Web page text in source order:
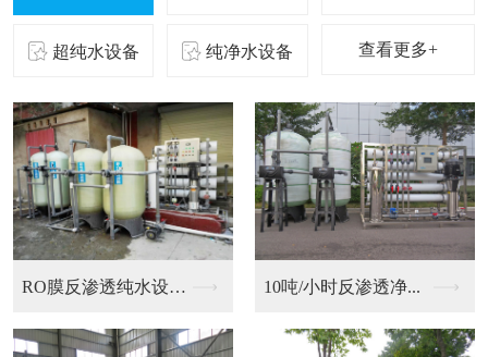
超纯水设备 纯净水设备 查看更多+
二级反渗透纯化水设备... 10吨/小时反渗透净...